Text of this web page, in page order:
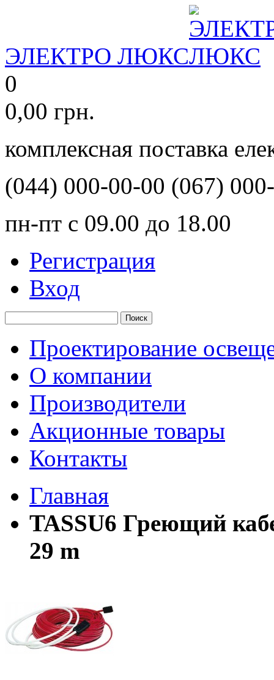
ЭЛЕКТРО ЛЮКС
0
0,00 грн.
комплексная поставка
(044) 000-00-00 (067)
пн-пт с 09.00 до 18.00
Регистрация
Вход
Поиск
Проектирование
О компании
Производители
Акционные товары
Контакты
Главная
TASSU6 Греющий
29 m